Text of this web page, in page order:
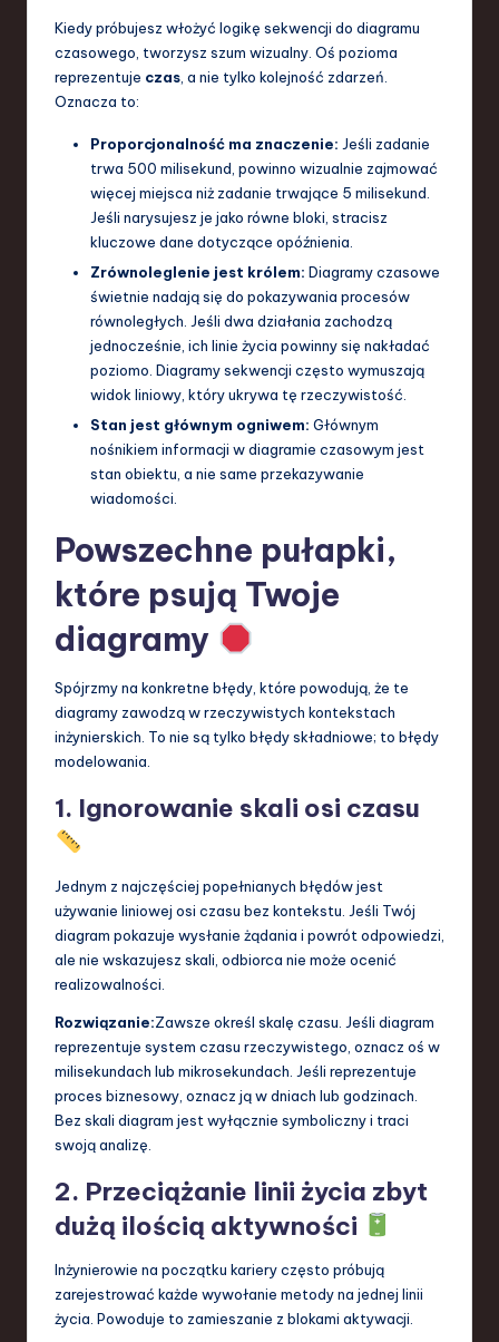
o
Kiedy próbujesz włożyć logikę sekwencji do diagramu
czasowego, tworzysz szum wizualny. Oś pozioma
reprezentuje czas , a nie tylko kolejność zdarzeń.
Oznacza to:
Proporcjonalność ma znaczenie: Jeśli zadanie
trwa 500 milisekund, powinno wizualnie zajmować
więcej miejsca niż zadanie trwające 5 milisekund.
Jeśli narysujesz je jako równe bloki, stracisz
kluczowe dane dotyczące opóźnienia.
Zrównoleglenie jest królem: Diagramy czasowe
świetnie nadają się do pokazywania procesów
równoległych. Jeśli dwa działania zachodzą
jednocześnie, ich linie życia powinny się nakładać
poziomo. Diagramy sekwencji często wymuszają
widok liniowy, który ukrywa tę rzeczywistość.
Stan jest głównym ogniwem: Głównym
nośnikiem informacji w diagramie czasowym jest
stan obiektu, a nie same przekazywanie
wiadomości.
Powszechne pułapki,
które psują Twoje
diagramy
Spójrzmy na konkretne błędy, które powodują, że te
diagramy zawodzą w rzeczywistych kontekstach
inżynierskich. To nie są tylko błędy składniowe; to błędy
modelowania.
1. Ignorowanie skali osi czasu
Jednym z najczęściej popełnianych błędów jest
używanie liniowej osi czasu bez kontekstu. Jeśli Twój
diagram pokazuje wysłanie żądania i powrót odpowiedzi,
ale nie wskazujesz skali, odbiorca nie może ocenić
realizowalności.
Rozwiązanie:Zawsze określ skalę czasu. Jeśli diagram
reprezentuje system czasu rzeczywistego, oznacz oś w
milisekundach lub mikrosekundach. Jeśli reprezentuje
proces biznesowy, oznacz ją w dniach lub godzinach.
Bez skali diagram jest wyłącznie symboliczny i traci
swoją analizę.
2. Przeciążanie linii życia zbyt
dużą ilością aktywności
Inżynierowie na początku kariery często próbują
zarejestrować każde wywołanie metody na jednej linii
życia. Powoduje to zamieszanie z blokami aktywacji.